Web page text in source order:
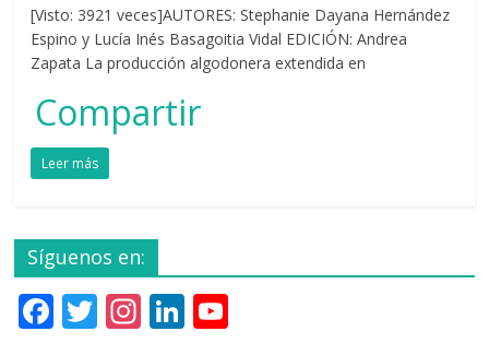
[Visto: 3921 veces]AUTORES: Stephanie Dayana Hernández
Espino y Lucía Inés Basagoitia Vidal EDICIÓN: Andrea
Zapata La producción algodonera extendida en
Compartir
Leer más
Síguenos en:
F T In Li